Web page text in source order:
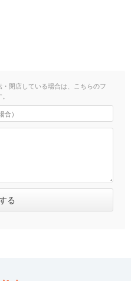
閉店している場合は、こちらのフ